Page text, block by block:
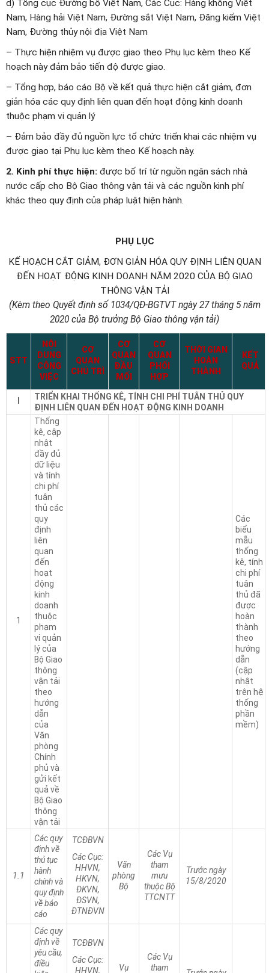
d) Tổng cục Đường bộ Việt Nam, Các Cục: Hàng không Việt
Nam, Hàng hải Việt Nam, Đường sắt Việt Nam, Đăng kiểm Việt
Nam, Đường thủy nội địa Việt Nam
– Thực hiện nhiệm vụ được giao theo Phụ lục kèm theo Kế
hoạch này đảm bảo tiến độ được giao.
– Tổng hợp, báo cáo Bộ về kết quả thực hiện cắt giảm, đơn
giản hóa các quy định liên quan đến hoạt động kinh doanh
thuộc phạm vi quản lý
– Đảm bảo đầy đủ nguồn lực tổ chức triển khai các nhiệm vụ
được giao tại Phụ lục kèm theo Kế hoạch này.
2. Kinh phí thực hiện: được bố trí từ nguồn ngân sách nhà
nước cấp cho Bộ Giao thông vận tải và các nguồn kinh phí
khác theo quy định của pháp luật hiện hành.
PHỤ LỤC
KẾ HOẠCH CẮT GIẢM, ĐƠN GIẢN HÓA QUY ĐỊNH LIÊN QUAN
ĐẾN HOẠT ĐỘNG KINH DOANH NĂM 2020 CỦA BỘ GIAO
THÔNG VẬN TẢI
(Kèm theo Quyết định số 1034/QĐ-BGTVT ngày 27 tháng 5 năm
2020 của Bộ trưởng Bộ Giao thông vận tải)
STT
NỘI
DUNG
CÔNG
VIỆC
CƠ
QUAN
CHỦ TRÌ
CƠ
QUAN
ĐẦU
MỐI
CƠ
QUAN
PHỐI
HỢP
THỜI GIAN
HOÀN
THÀNH
KẾT
QUẢ
TRIỂN KHAI THỐNG KÊ, TÍNH CHI PHÍ TUÂN THỦ QUY
ĐỊNH LIÊN QUAN ĐẾN HOẠT ĐỘNG KINH DOANH
1
Thống
kê, cập
nhật
đầy đủ
dữ liệu
và tính
chi phí
tuân
thủ các
quy
định
liên
quan
đến
hoạt
động
kinh
doanh
thuộc
phạm
vi quản
lý của
Bộ Giao
thông
vận tải
theo
hướng
dẫn
của
Văn
phòng
Chính
phủ và
gửi kết
quả về
Bộ Giao
thông
vận tải
Các
biểu
mẫu
thống
kê, tính
chi phí
tuân
thủ đã
được
hoàn
thành
theo
hướng
dẫn
(cập
nhật
trên hệ
thống
phần
mềm)
1.1
Các quy
định về
thủ tục
hành
chính và
quy định
về báo
cáo
TCĐBVN
Các Cục:
HHVN,
HKVN,
ĐKVN,
ĐSVN,
ĐTNĐVN
Văn
phòng
Bộ
Các Vụ
tham
mưu
thuộc Bộ
TTCNTT
Trước ngày
15/8/2020
Các quy
định về
yêu cầu,
điều
TCĐBVN
Các Cục:
HHVN,
Vụ
Các Vụ
tham